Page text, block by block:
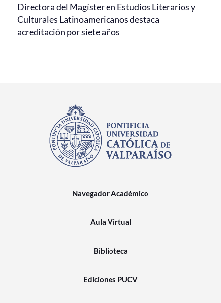
Directora del Magíster en Estudios Literarios y
Culturales Latinoamericanos destaca
acreditación por siete años
Navegador Académico
Aula Virtual
Biblioteca
Ediciones PUCV